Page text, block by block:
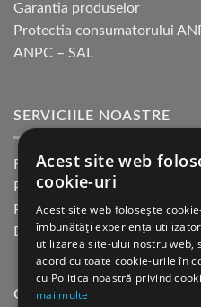
Garantia produselor
Protectia consumatorului
ANPC – SAL
SERVICIILE NOASTRE
Returnare in 30 de zile
Plata cu cardul Guerrilla
Plata in rate fara dobanda
Distributie sau profesionisti
CINE SUNTEM?
Acest site web
cookie-uri
Acest site web folosește
îmbunătăți experiența
utilizarea site-ului nostru web,
acord cu toate cookie-urile în
cu Politica noastră privind
mai multe